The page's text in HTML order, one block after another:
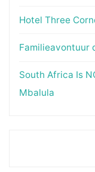
Hotel Three
Familieavontuur
South Africa Is
Mbalula